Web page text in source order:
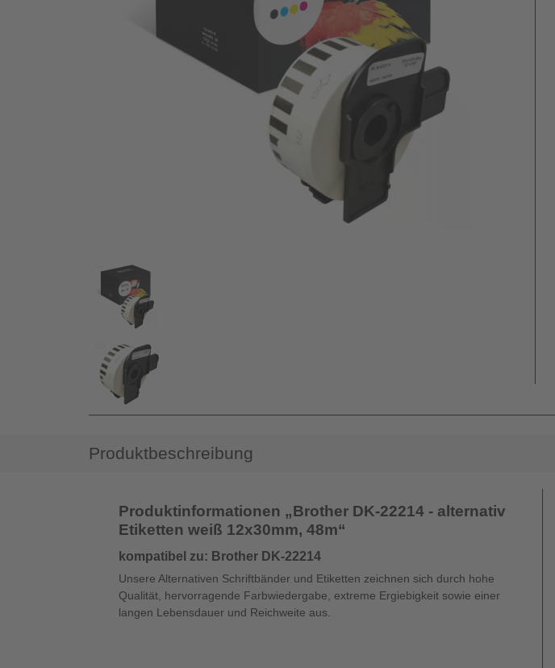
Produktbeschreibung
Produktinformationen „Brother DK-22214 - alternativ
Etiketten weiß 12x30mm, 48m“
kompatibel zu: Brother DK-22214
Unsere Alternativen Schriftbänder und Etiketten zeichnen sich durch hohe
Qualität, hervorragende Farbwiedergabe, extreme Ergiebigkeit sowie einer
langen Lebensdauer und Reichweite aus.